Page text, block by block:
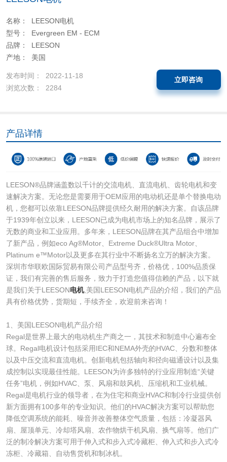
名称： LEESON电机
型号： Evergreen EM - ECM
品牌： LEESON
产地： 美国
发布时间： 2022-11-18
浏览次数： 2284
立即咨询
产品详情
LEESON®品牌涵盖数以千计的交流电机、直流电机、齿轮电机和变
速解决方案。无论您是需要用于OEM应用的电动机还是单个替换电动
机，您都可以依靠LEESON品牌提供经久耐用的解决方案。自该品牌
于1939年创立以来，LEESON已成为电机市场上的知名品牌，展示了
无数的商业和工业应用。多年来，LEESON品牌在其产品组合中增加
了新产品，例如eco Ag®Motor、Extreme Duck®Ultra Motor、
Platinum e™Motor以及更多在其行业中不断扬名立万的解决方案。
深圳市华联欧国际贸易有限公司产品型号齐，价格优，100%品质保
证，我们有完善的售后服务，致力于打造您值得信赖的产品，以下就
是我们关于LEESON电机,美国LEESON电机产品的介绍，我们的产品
具有价格优势，货期短，手续齐全，欢迎前来咨询！
1、美国LEESON电机产品介绍
Regal是世界上最大的电动机生产商之一，其技术和制造中心遍布全
球。Regal电机设计包括采用IEC和NEMA外壳的HVAC、分数和整体
以及中压交流和直流电机。创新电机包括轴向和径向磁通设计以及集
成控制以实现最佳性能。LEESON为许多独特的行业应用制造“关键
任务”电机，例如HVAC、泵、风扇和鼓风机、压缩机和工业机械。
Regal是电机行业的领导者，在为住宅和商业HVAC和制冷行业提供创
新方面拥有100多年的专业知识。他们的HVAC解决方案可以帮助您
降低空调系统的能耗、噪音并改善整体空气质量，包括：冷凝器风
扇、屋顶单元、冷却塔风扇、农作物烘干机风扇、换气扇等。他们广
泛的制冷解决方案可用于伸入式和步入式冷藏柜、伸入式和步入式冷
冻柜、冷藏箱、自动售货机和制冰机。